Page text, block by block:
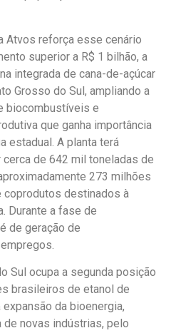
Atvos reforça esse cenário
superior a R$ 1 bilhão, a
integrada de cana-de-açúcar
Grosso do Sul, ampliando a
biocombustíveis e
que ganha importância
estadual. A planta terá
de 642 mil toneladas de
273 milhões
destinados à
Durante a fase de
de geração de
Sul ocupa a segunda posição
brasileiros de etanol de
da bioenergia,
de novas indústrias, pelo